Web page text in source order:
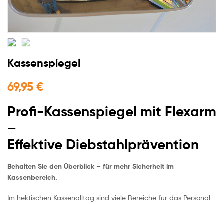
Kassenspiegel
69,95 €
Profi-Kassenspiegel mit Flexarm
–
Effektive Diebstahlprävention
Behalten Sie den Überblick – für mehr Sicherheit im
Kassenbereich.
Im hektischen Kassenalltag sind viele Bereiche für das Personal